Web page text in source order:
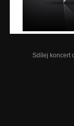
Sdílej koncert